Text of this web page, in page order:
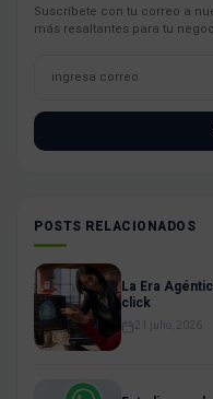
Suscríbete con tu correo a
más resaltantes para tu
POSTS RELACIONADOS
La Era
click
21 julio, 2026